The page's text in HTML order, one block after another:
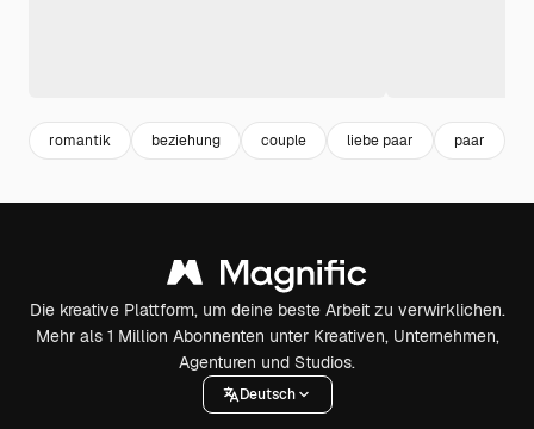
romantik beziehung couple liebe paar paar
Die kreative Plattform, um deine beste Arbeit zu verwirklichen.
Mehr als 1 Million Abonnenten unter Kreativen, Unternehmen,
Agenturen und Studios.
Deutsch